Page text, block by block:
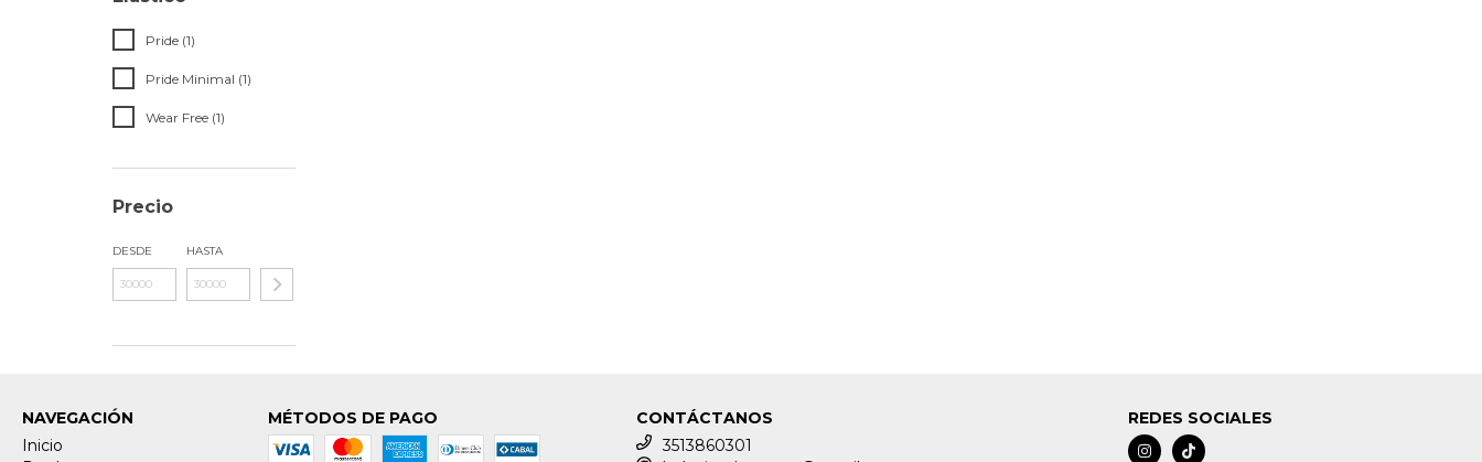
Pride (1)
Pride Minimal (1)
Wear Free (1)
Precio
DESDE HASTA
NAVEGACIÓN
Inicio
MÉTODOS DE PAGO
CONTÁCTANOS
3513860301
REDES SOCIALES